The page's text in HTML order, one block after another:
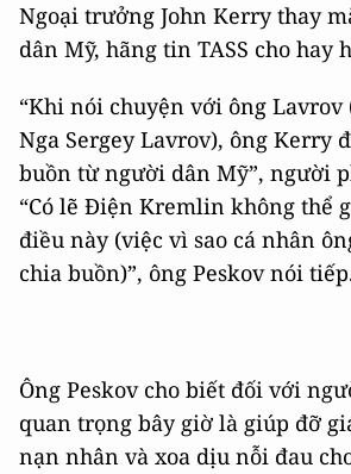
Ngoại trưởng John Kerry thay
dân Mỹ, hãng tin TASS cho hay
“Khi nói chuyện với ông
Nga Sergey Lavrov), ông Kerry
buồn từ người dân Mỹ”, người
“Có lẽ Điện Kremlin không thể
điều này (việc vì sao cá nhân
chia buồn)”, ông Peskov nói
Ông Peskov cho biết đối với
quan trọng bây giờ là giúp đỡ
nạn nhân và xoa dịu nỗi đau